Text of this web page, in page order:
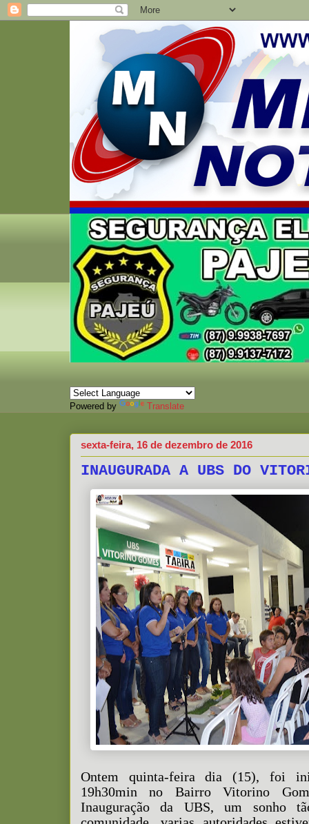
Powered by Translate
sexta-feira, 16 de dezembro de 2016
INAUGURADA A UBS DO
Ontem quinta-feira dia (15), foi
19h30min no Bairro Vitorino
Inauguração da UBS, um sonho